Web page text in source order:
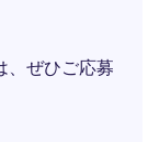
、ぜひご応募